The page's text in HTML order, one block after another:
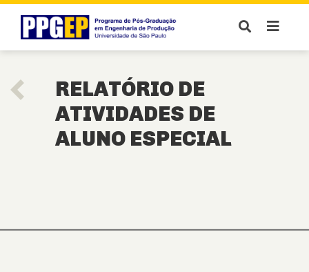
RELATÓRIO DE
ATIVIDADES DE
ALUNO ESPECIAL